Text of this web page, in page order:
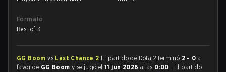
Formato
Best of 3
GG Boomvs Last Chance 2 El partido de Dota 2 terminó 2 - 0 a
favor de GG Boom y se jugó el11 jun 2026 a las 0:00 . El partido